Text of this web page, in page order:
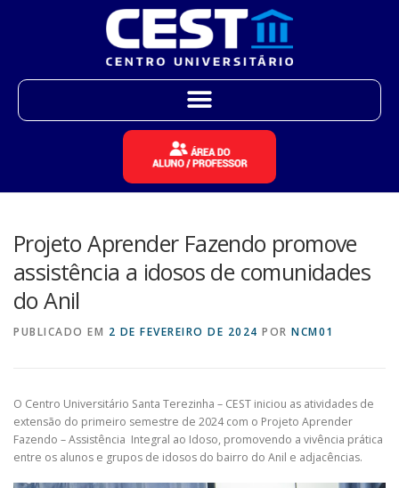
Projeto Aprender Fazendo promove
assistência a idosos de comunidades
do Anil
PUBLICADO EM 2 DE FEVEREIRO DE 2024 POR NCM01
O Centro Universitário Santa Terezinha – CEST iniciou as atividades de
extensão do primeiro semestre de 2024 com o Projeto Aprender
Fazendo – Assistência Integral ao Idoso, promovendo a vivência prática
entre os alunos e grupos de idosos do bairro do Anil e adjacências.